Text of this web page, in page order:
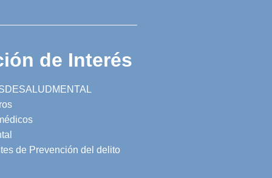
de Interés
de Prevención del delito